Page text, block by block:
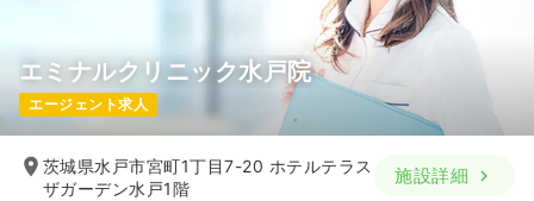
エミナルクリニック水戸院
エージェント求人
茨城県水戸市宮町1丁目7-20 ホテルテラス
ザガーデン水戸1階
施設詳細